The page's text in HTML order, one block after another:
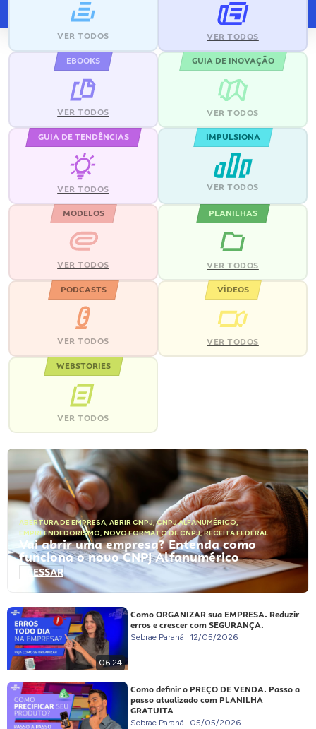
VER TODOS VER TODOS
EBOOKS
VER TODOS
GUIA DE INOVAÇÃO
VER TODOS
GUIA DE TENDÊNCIAS
VER TODOS
IMPULSIONA
VER TODOS
MODELOS
VER TODOS
PLANILHAS
VER TODOS
PODCASTS
VER TODOS
VÍDEOS
VER TODOS
WEBSTORIES
VER TODOS
ABERTURA DE EMPRESA, ABRIR CNPJ,CNPJ ALFANUMÉRICO,
EMPREENDEDORISMO, NOVO FORMATO DE CNPJ,RECEITA FEDERAL
Vai abrir uma empresa? Entenda como
funciona o novo CNPJ Alfanumérico
ACESSAR
06:24
Como ORGANIZAR sua EMPRESA. Reduzir
erros e crescer com SEGURANÇA.
Sebrae Paraná 12/05/2026
Como definir o PREÇO DE VENDA. Passo a
passo atualizado com PLANILHA
GRATUITA
Sebrae Paraná 05/05/2026